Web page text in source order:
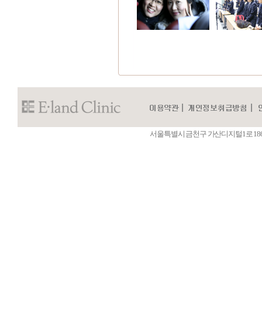
서울특별시 금천구 가산디지털1로